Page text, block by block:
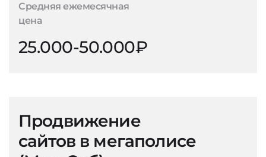
Средняя ежемесячная
цена
25.000-50.000₽
Продвижение
сайтов в мегаполисе